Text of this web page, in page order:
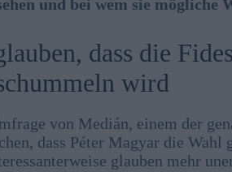
und bei wem sie
dass die
wird
von Medián, einem der
dass Péter Magyar die
glauben mehr